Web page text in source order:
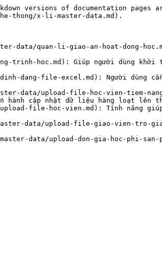
versions of documentation pages
thong/x-li-master-data.md).
data/quan-li-giao-an-hoat-dong-
trinh-hoc.md): Giúp người dùng khởi
dang-file-excel.md): Người
data/upload-file-hoc-vien-tiem-
hành cập nhật dữ liệu hàng loạt lên
file-hoc-vien.md): Tính năng
data/upload-file-giao-vien-tro-
data/upload-don-gia-hoc-phi-san-